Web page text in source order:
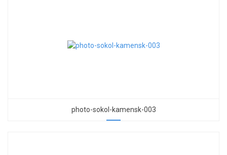
photo-sokol-kamensk-003